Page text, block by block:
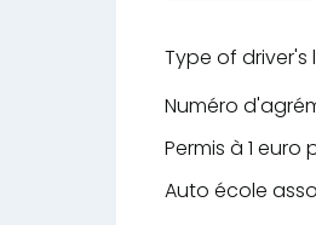
Type of driver's
Numéro
Permis à 1 euro
Auto école